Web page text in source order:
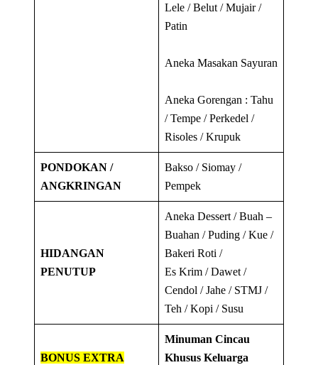
Lele / Belut / Mujair /
Patin
Aneka Masakan Sayuran
Aneka Gorengan : Tahu
/ Tempe / Perkedel /
Risoles / Krupuk
PONDOKAN /
ANGKRINGAN
Bakso / Siomay /
Pempek
HIDANGAN
PENUTUP
Aneka Dessert / Buah –
Buahan / Puding / Kue /
Bakeri Roti /
Es Krim / Dawet /
Cendol / Jahe / STMJ /
Teh / Kopi / Susu
BONUS EXTRA
Minuman Cincau
Khusus Keluarga